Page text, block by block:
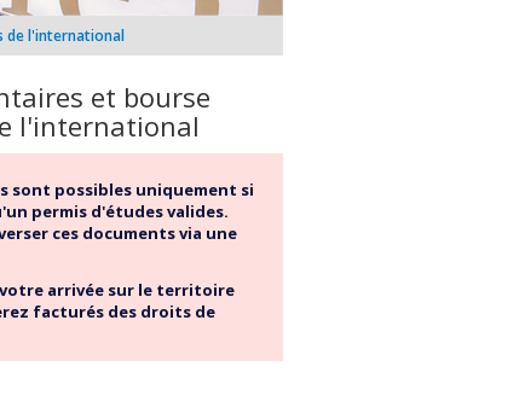
de l'international
et bourse
l'international
sont possibles uniquement si
permis d'études valides.
ces documents via une
arrivée sur le territoire
facturés des droits de